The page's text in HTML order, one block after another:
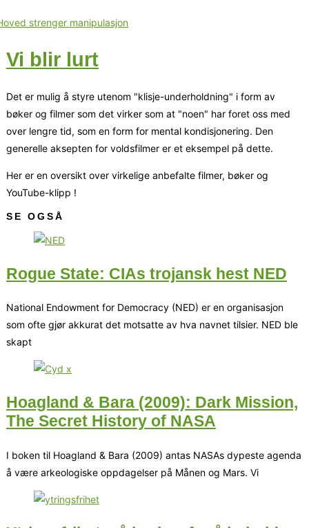
Vi blir lurt
Det er mulig å styre utenom "klisje-underholdning" i form av
bøker og filmer som det virker som at "noen" har foret oss med
over lengre tid, som en form for mental kondisjonering. Den
generelle aksepten for voldsfilmer er et eksempel på dette.
Her er en oversikt over virkelige anbefalte filmer, bøker og
YouTube-klipp !
SE OGSÅ
Rogue State: CIAs trojansk hest NED
National Endowment for Democracy (NED) er en organisasjon
som ofte gjør akkurat det motsatte av hva navnet tilsier. NED ble
skapt
Hoagland & Bara (2009): Dark Mission,
The Secret History of NASA
I boken til Hoagland & Bara (2009) antas NASAs dypeste agenda
å være arkeologiske oppdagelser på Månen og Mars. Vi